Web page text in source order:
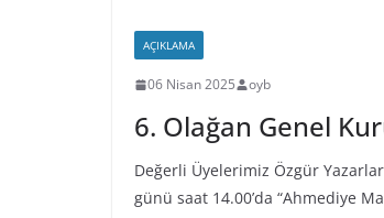
AÇIKLAMA
06 Nisan 2025 oyb
6. Olağan Genel
Değerli Üyelerimiz Özgür
günü saat 14.00’da “Ahmediye